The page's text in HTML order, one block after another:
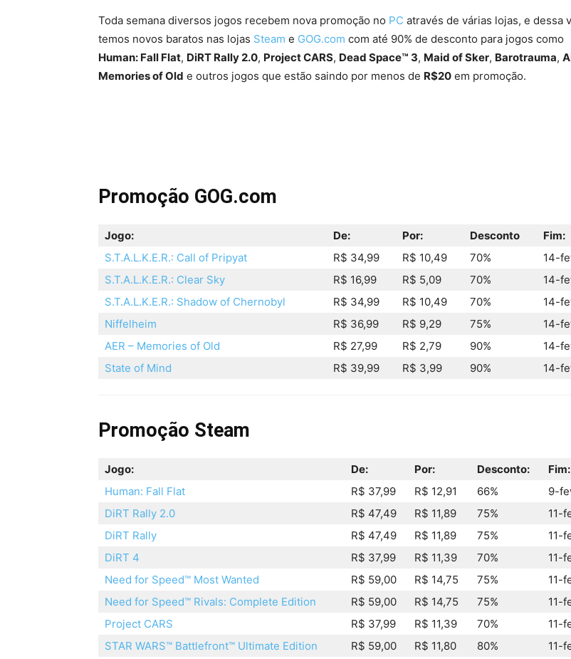
Toda semana diversos jogos recebem nova promoção no PC através de várias lojas, e dessa
temos novos baratos nas lojas Steam e GOG.com com até 90% de desconto para jogos como
Human: Fall Flat, DiRT Rally 2.0, Project CARS, Dead Space™ 3, Maid of Sker, Barotrauma,
Memories of Old e outros jogos que estão saindo por menos de R$20 em promoção.
Promoção GOG.com
Jogo: De: Por: Desconto
Fim:
S.T.A.L.K.E.R.: Call of Pripyat
R$ 34,99 R$ 10,49 70%
14-
S.T.A.L.K.E.R.: Clear Sky
R$ 16,99 R$ 5,09 70%
14-
S.T.A.L.K.E.R.: Shadow of Chernobyl
R$ 34,99 R$ 10,49 70%
14-
Niffelheim
R$ 36,99 R$ 9,29 75%
14-
AER – Memories of Old
R$ 27,99 R$ 2,79 90%
14-
State of Mind
R$ 39,99 R$ 3,99 90% 14-
Promoção Steam
Jogo: De: Por: Desconto:
Fim:
Human: Fall Flat
R$ 37,99 R$ 12,91 66%
9-
DiRT Rally 2.0
R$ 47,49 R$ 11,89 75%
11-
DiRT Rally
R$ 47,49 R$ 11,89 75%
11-
DiRT 4
R$ 37,99 R$ 11,39 70%
11-
Need for Speed™ Most Wanted
R$ 59,00 R$ 14,75 75%
11-
Need for Speed™ Rivals: Complete Edition
R$ 59,00 R$ 14,75 75%
11-
Project CARS
R$ 37,99 R$ 11,39 70%
11-
STAR WARS™ Battlefront™ Ultimate Edition
R$ 59,00 R$ 11,80 80%
11-